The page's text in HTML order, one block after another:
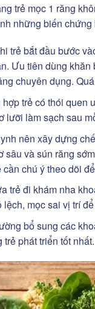
trẻ mọc 1 răng
những biến
trẻ bắt đầu bước
Ưu tiên dùng
chuyên dụng.
trẻ có thói quen
lưỡi làm sạch sau
nên xây dựng
sâu và sún răng
cần chú ý theo dõi
trẻ đi khám nha
lệch, mọc sai vị trí
bổ sung các
trẻ phát triển tốt nhất.